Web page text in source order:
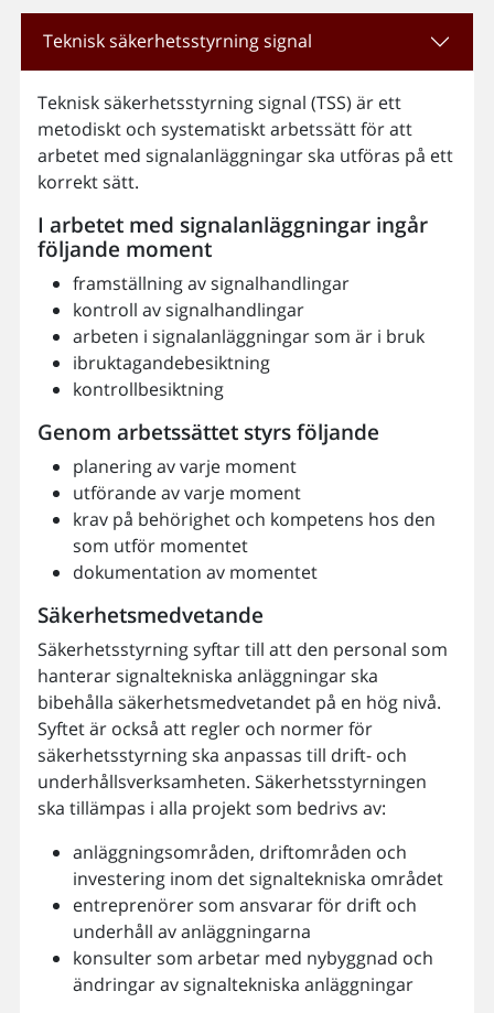
Teknisk säkerhetsstyrning signal
Teknisk säkerhetsstyrning signal (TSS) är ett
metodiskt och systematiskt arbetssätt för att
arbetet med signalanläggningar ska utföras på ett
korrekt sätt.
I arbetet med signalanläggningar ingår
följande moment
framställning av signalhandlingar
kontroll av signalhandlingar
arbeten i signalanläggningar som är i bruk
ibruktagandebesiktning
kontrollbesiktning
Genom arbetssättet styrs följande
planering av varje moment
utförande av varje moment
krav på behörighet och kompetens hos den
som utför momentet
dokumentation av momentet
Säkerhetsmedvetande
Säkerhetsstyrning syftar till att den personal som
hanterar signaltekniska anläggningar ska
bibehålla säkerhetsmedvetandet på en hög nivå.
Syftet är också att regler och normer för
säkerhetsstyrning ska anpassas till drift- och
underhållsverksamheten. Säkerhetsstyrningen
ska tillämpas i alla projekt som bedrivs av:
anläggningsområden, driftområden och
investering inom det signaltekniska området
entreprenörer som ansvarar för drift och
underhåll av anläggningarna
konsulter som arbetar med nybyggnad och
ändringar av signaltekniska anläggningar